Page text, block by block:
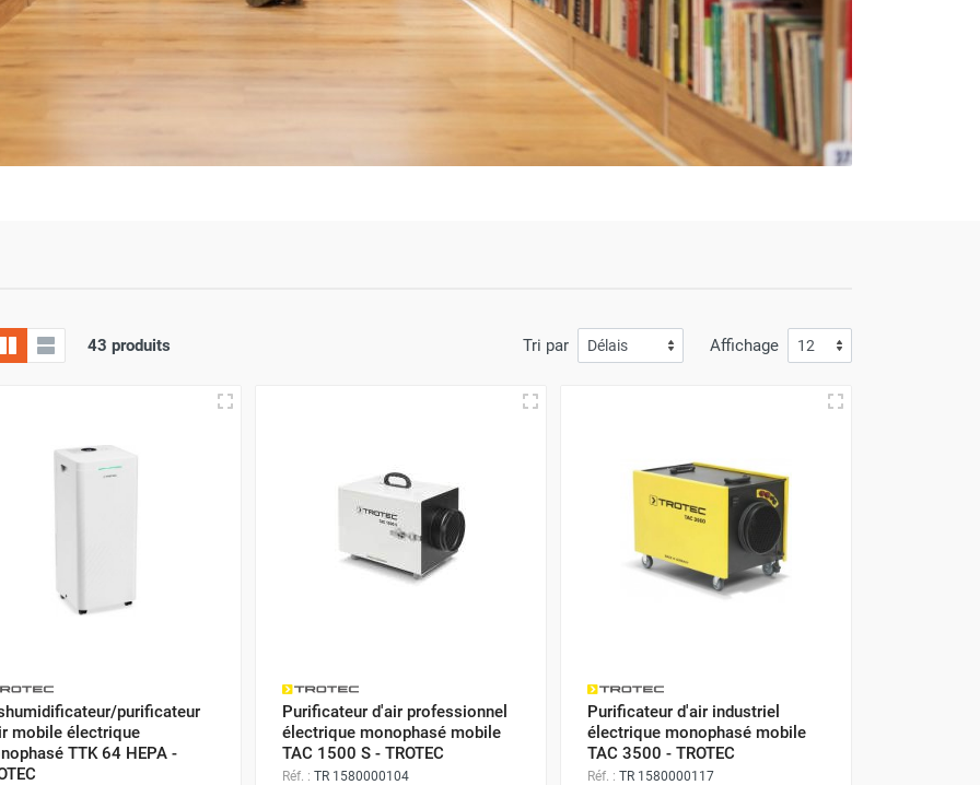
43 produits Tri par Affichage
purificateur
mobile électrique
TTK 64 HEPA -
Purificateur d'air professionnel
électrique monophasé mobile
TAC 1500 S - TROTEC
Réf. : TR 1580000104
Purificateur d'air industriel
électrique monophasé mobile
TAC 3500 - TROTEC
Réf. : TR 1580000117